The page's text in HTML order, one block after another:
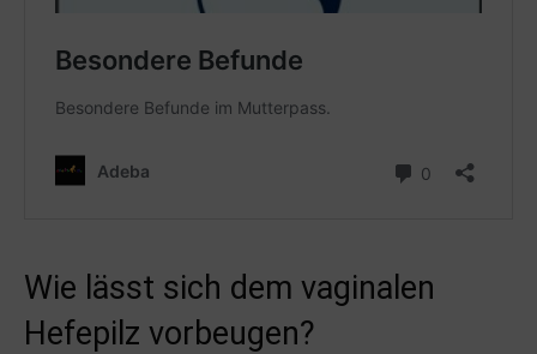
Wie lässt sich dem vaginalen
Hefepilz vorbeugen?